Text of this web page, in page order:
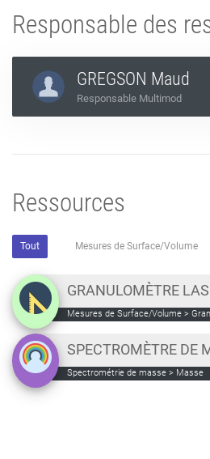
Responsable des
GREGSON Maud
Responsable Multimod
Ressources
Tout Mesures de Surface/Volume
Mesures de Surface/Volume >
Spectrométrie de masse > Masse